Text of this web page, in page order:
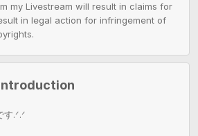
my Livestream will result in claims for
in legal action for infringement of
す.ᐟ‪‪.ᐟ